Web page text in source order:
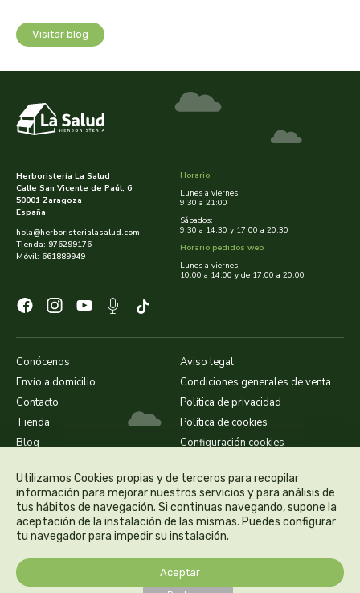
Utilizamos Cookies propias y de terceros para recopilar
información para mejorar nuestros servicios y para análisis de
tus hábitos de navegación. Si continuas navegando, supone la
aceptación de la instalación de las mismas. Puedes configurar
tu navegador para impedir su instalación.
Aceptar
Visitar blog
Herboristería La Salud
Calle San Vicente de Paúl, 6
50001 Zaragoza
España
hola@herboristerialasalud.com
Tienda: 976299176
Móvil: 661889949
Conócenos
Envío a domicilio
Contacto
Tienda
Blog
Aviso legal
Condiciones generales de venta
Política de privacidad
Política de cookies
Configuración cookies
Horario
Lunes a viernes:
9:30 a 21:00
Sábados:
9:30 a 14:30 y 17:00 a 20:30
Horario pedidos web
Lunes a viernes:
10:00 a 14:00 y de 17:00 a 20:00
d shila
deiters
dento produts
designs for health
diego camaras- lotero
dietisa
dietmil
dismages
dolores guembe
dr dunner